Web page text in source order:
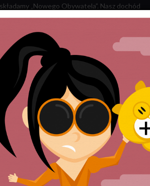
„Nowego Obywatela”. Nasz dochód
»
Polityka ciasteczek · Subskrypcja RSS